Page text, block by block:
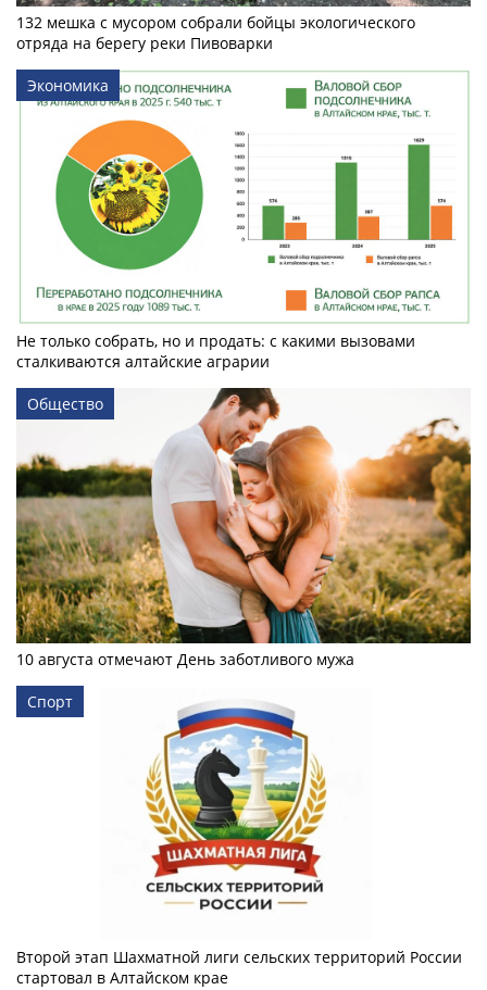
132 мешка с мусором собрали бойцы экологического
отряда на берегу реки Пивоварки
Экономика
Не только собрать, но и продать: с какими вызовами
сталкиваются алтайские аграрии
Общество
10 августа отмечают День заботливого мужа
Спорт
Второй этап Шахматной лиги сельских территорий России
стартовал в Алтайском крае